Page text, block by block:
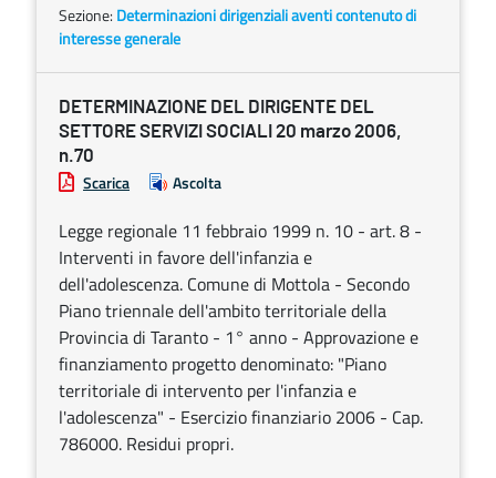
Sezione: Determinazioni dirigenziali aventi contenuto di
interesse generale
DETERMINAZIONE DEL DIRIGENTE DEL
SETTORE SERVIZI SOCIALI 20 marzo 2006,
n.70
Scarica Ascolta
Legge regionale 11 febbraio 1999 n. 10 - art. 8 -
Interventi in favore dell'infanzia e
dell'adolescenza. Comune di Mottola - Secondo
Piano triennale dell'ambito territoriale della
Provincia di Taranto - 1° anno - Approvazione e
finanziamento progetto denominato: "Piano
territoriale di intervento per l'infanzia e
l'adolescenza" - Esercizio finanziario 2006 - Cap.
786000. Residui propri.